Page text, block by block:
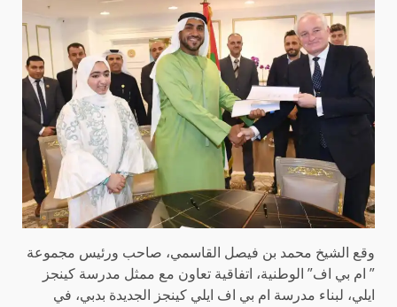
وقع الشيخ محمد بن فيصل القاسمي، صاحب ورئيس مجموعة
” ام بي اف” الوطنية، اتفاقية تعاون مع ممثل مدرسة كينجز
ايلي، لبناء مدرسة ام بي اف ايلي كينجز الجديدة بدبي، في